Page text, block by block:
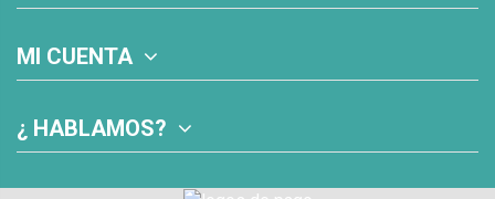
MI CUENTA
¿ HABLAMOS?